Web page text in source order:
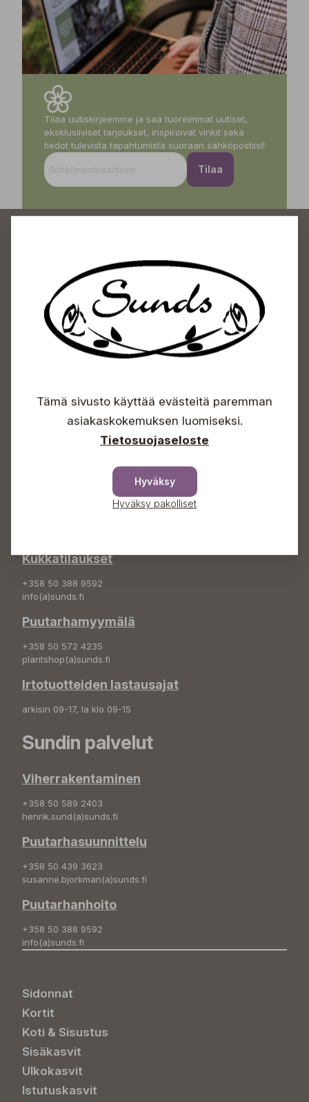
Tilaa uutiskirjeemme ja saa tuoreimmat uutiset,
eksklusiiviset tarjoukset, inspiroivat vinkit sekä
tiedot tulevista tapahtumista suoraan sähköpostiisi!
Tilaa
Sundin Puutarhakeskus
Avoinna
Sunnuntaisin Itsepalvelu
Info & vaihde
+358 50 388 9592
Kukkatilaukset
+358 50 388 9592
info(a)sunds.fi
Puutarhamyymälä
+358 50 572 4235
plantshop(a)sunds.fi
Irtotuotteiden lastausajat
arkisin 09-17, la klo 09-15
Sundin palvelut
Viherrakentaminen
+358 50 589 2403
henrik.sund(a)sunds.fi
Puutarhasuunnittelu
+358 50 439 3623
susanne.bjorkman(a)sunds.fi
Puutarhanhoito
+358 50 388 9592
info(a)sunds.fi
Sidonnat
Kortit
Koti & Sisustus
Sisäkasvit
Ulkokasvit
Istutuskasvit
Tämä sivusto käyttää evästeitä paremman
asiakaskokemuksen luomiseksi.
Tietosuojaseloste
Hyväksy
Hyväksy pakolliset